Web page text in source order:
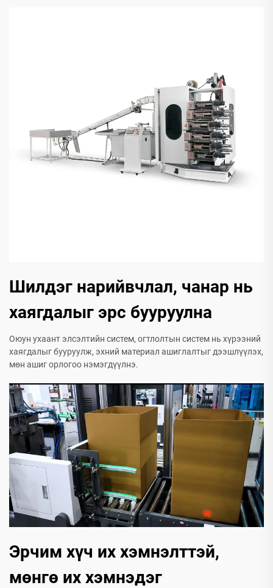
Шилдэг нарийвчлал, чанар нь
хаягдалыг эрс бууруулна
Оюун ухаант элсэлтийн систем, огтлолтын систем нь хүрээний
хаягдалыг бууруулж, эхний материал ашиглалтыг дээшлүүлэх,
мөн ашиг орлогоо нэмэгдүүлнэ.
Эрчим хүч их хэмнэлттэй,
мөнгө их хэмнэдэг